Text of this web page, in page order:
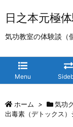
日之本元極
気功教室の体験談（
Menu
ホーム > 気功
出毒素（デトックス）